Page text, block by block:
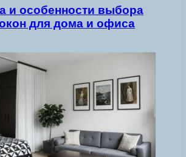
и особенности выбора
для дома и офиса